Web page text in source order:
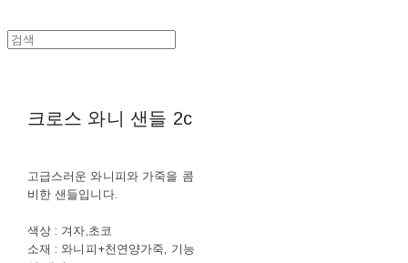
크로스 와니 샌들 2c
고급스러운 와니피와 가죽을 콤
비한 샌들입니다.
색상 : 겨자,초코
소재 : 와니피+천연양가죽, 기능